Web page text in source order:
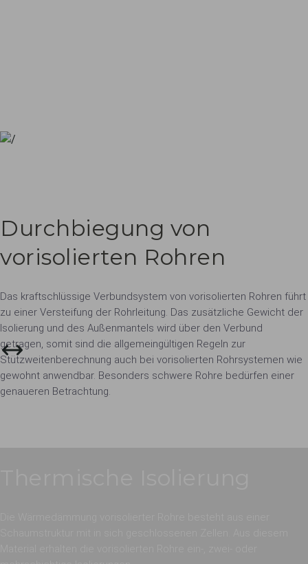
Durchbiegung von
vorisolierten Rohren
Das kraftschlüssige Verbundsystem von vorisolierten Rohren führt
zu einer Versteifung der Rohrleitung. Das zusätzliche Gewicht der
Isolierung und des Außenmantels wird über den Verbund
getragen, somit sind die allgemeingültigen Regeln zur
Stützweitenberechnung auch bei vorisolierten Rohrsystemen wie
gewohnt anwendbar. Besonders schwere Rohre bedürfen einer
genaueren Betrachtung.